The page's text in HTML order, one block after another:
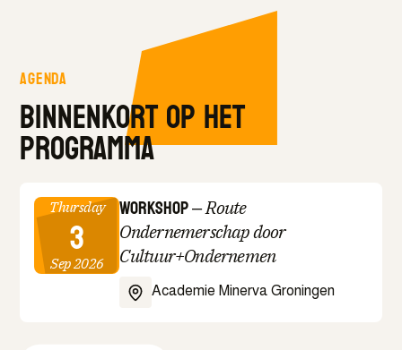
Agenda
Binnenkort op het
programma
Thursday
3
Sep 2026
Workshop–Route
Ondernemerschap door
Cultuur+Ondernemen
Academie Minerva Groningen